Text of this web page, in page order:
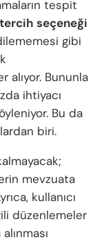
tespit
tercih seçeneği
gibi
alıyor. Bununla
ihtiyacı
Bu da
biri.
mevzuata
kullanıcı
düzenlemeler